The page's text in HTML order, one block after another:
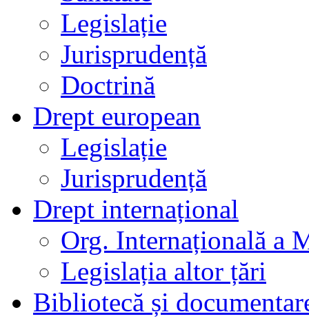
Legislație
Jurisprudență
Doctrină
Drept european
Legislație
Jurisprudență
Drept internațional
Org. Internațională a
Legislația altor țări
Bibliotecă și